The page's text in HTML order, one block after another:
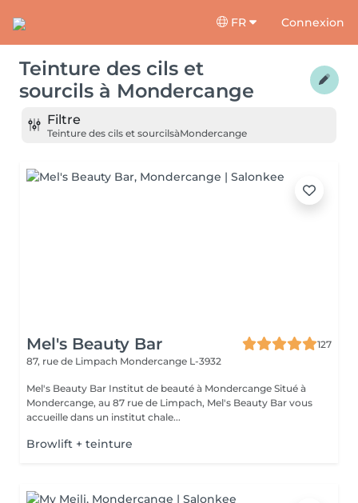
FR Connexion
Teinture des cils et
sourcils à Mondercange
Filtre
Teinture des cils et sourcilsàMondercange
Mel's Beauty Bar
127
87, rue de Limpach Mondercange L-3932
Mel's Beauty Bar Institut de beauté à Mondercange Situé à
Mondercange, au 87 rue de Limpach, Mel's Beauty Bar vous
accueille dans un institut chale...
Browlift + teinture